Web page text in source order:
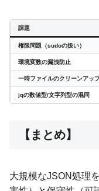
課題
権限問題（sudoの扱い）
環境変数の漏洩防止
一時ファイルのクリーンアッ
jqの数値型/文字列型の混同
【まとめ】
大規模なJSON処理